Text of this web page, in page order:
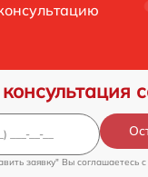
заявку" Вы соглашаетесь c